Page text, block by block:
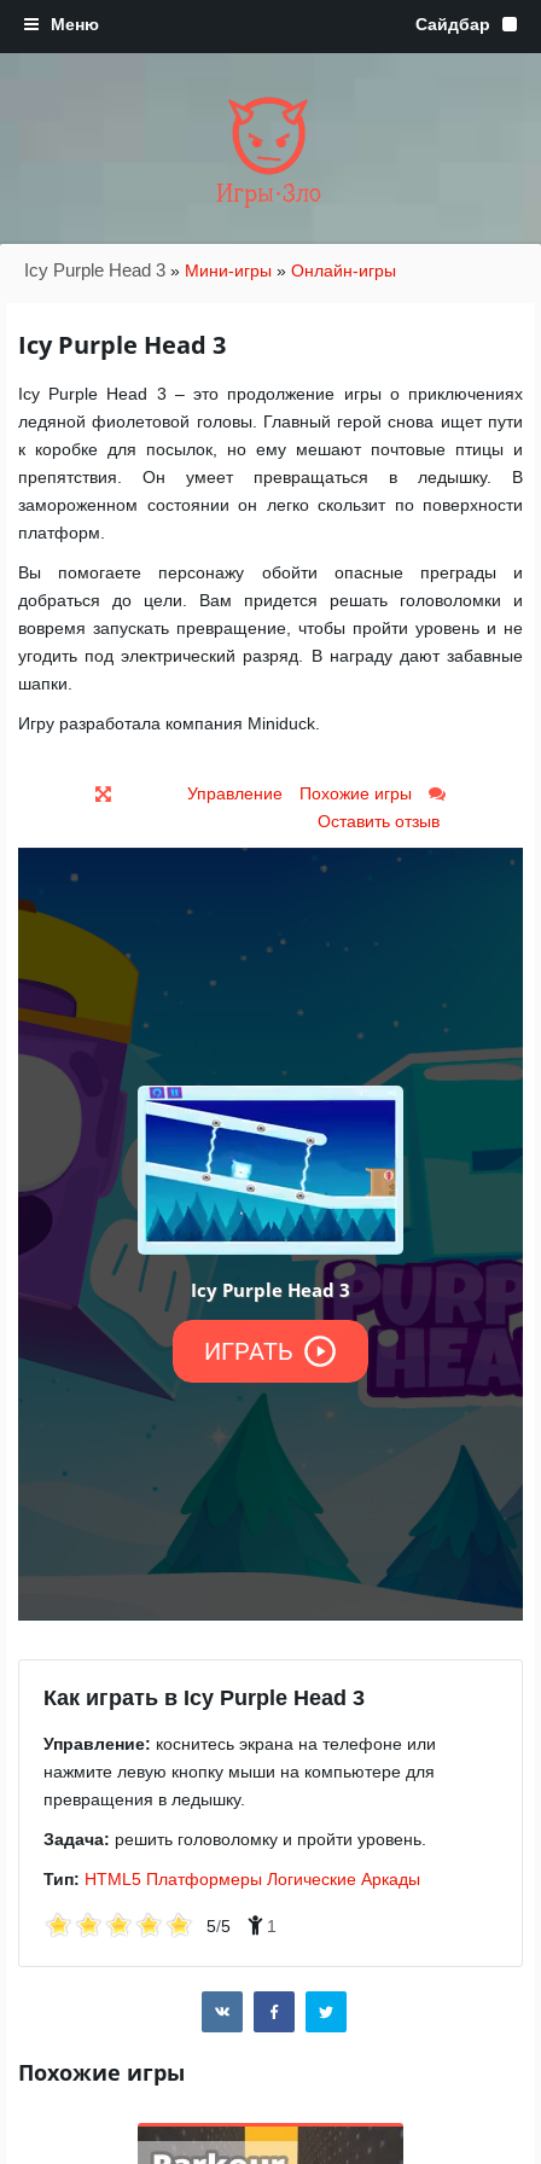
Игры·Зло
Icy Purple Head 3 » Мини-игры » Онлайн-игры
Icy Purple Head 3
Icy Purple Head 3 – это продолжение игры о приключениях
ледяной фиолетовой головы. Главный герой снова ищет пути
к коробке для посылок, но ему мешают почтовые птицы и
препятствия. Он умеет превращаться в ледышку. В
замороженном состоянии он легко скользит по поверхности
платформ.
Вы помогаете персонажу обойти опасные преграды и
добраться до цели. Вам придется решать головоломки и
вовремя запускать превращение, чтобы пройти уровень и не
угодить под электрический разряд. В награду дают забавные
шапки.
Игру разработала компания Miniduck.
Управление
Похожие игры
Оставить отзыв
Как играть в Icy Purple Head 3
Управление: коснитесь экрана на телефоне или
нажмите левую кнопку мыши на компьютере для
превращения в ледышку.
Задача: решить головоломку и пройти уровень.
Тип: HTML5 Платформеры Логические Аркады
5/5 1
Похожие игры